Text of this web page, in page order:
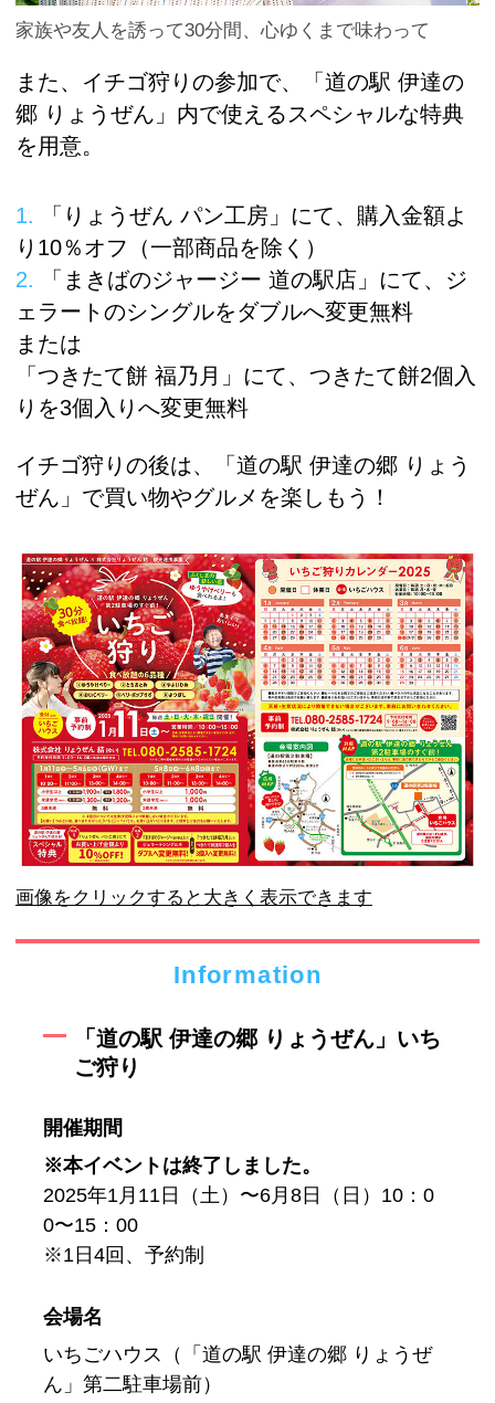
家族や友人を誘って30分間、心ゆくまで味わって
また、イチゴ狩りの参加で、「道の駅 伊達の
郷 りょうぜん」内で使えるスペシャルな特典
を用意。
「りょうぜん パン工房」にて、購入金額よ
り10％オフ（一部商品を除く）
「まきばのジャージー 道の駅店」にて、ジ
ェラートのシングルをダブルへ変更無料
または
「つきたて餅 福乃月」にて、つきたて餅2個入
りを3個入りへ変更無料
イチゴ狩りの後は、「道の駅 伊達の郷 りょう
ぜん」で買い物やグルメを楽しもう！
画像をクリックすると大きく表示できます
Information
「道の駅 伊達の郷 りょうぜん」いち
ご狩り
開催期間
※本イベントは終了しました。
2025年1月11日（土）〜6月8日（日）10：0
0〜15：00
※1日4回、予約制
会場名
いちごハウス（「道の駅 伊達の郷 りょうぜ
ん」第二駐車場前）